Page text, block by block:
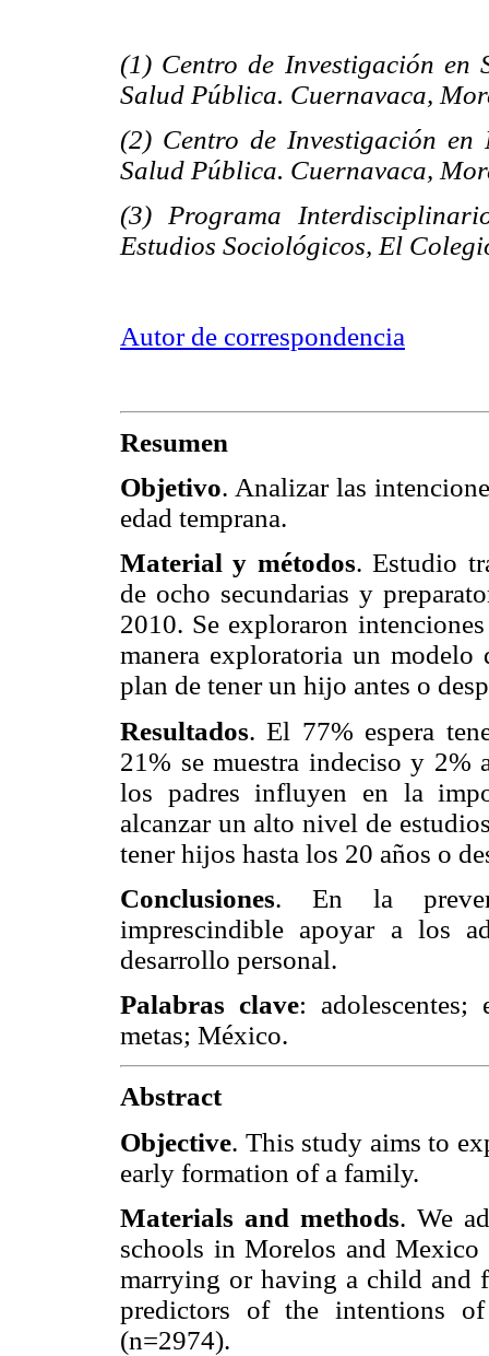
(1) Centro de Investigación en
Salud Pública. Cuernavaca,
(2) Centro de Investigación
Salud Pública. Cuernavaca,
(3) Programa
Estudios Sociológicos, El
Autor de correspondencia
Resumen
Objetivo. Analizar las
edad temprana.
Material y métodos. Estudio
de ocho secundarias y
2010. Se exploraron
manera exploratoria un
plan de tener un hijo antes o
Resultados. El 77% espera
21% se muestra indeciso y 2%
los padres influyen en la
alcanzar un alto nivel de
tener hijos hasta los 20 años o
Conclusiones. En la
imprescindible apoyar a los
desarrollo personal.
Palabras clave: adolescentes;
metas; México.
Abstract
Objective. This study aims to
early formation of a family.
Materials and methods. We
schools in Morelos and
marrying or having a child and
predictors of the intentions
(n=2974).